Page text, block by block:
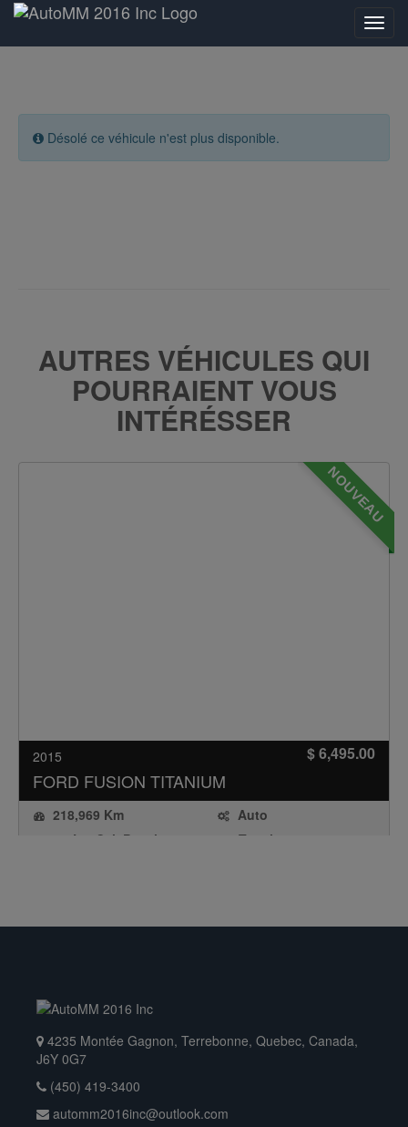
Désolé ce véhicule n'est plus disponible.
AUTRES VÉHICULES QUI
POURRAIENT VOUS
INTÉRÉSSER
2015 $ 6,495.00
FORD FUSION TITANIUM
218,969 Km
Auto
2.0L 4 Cyl. Premium
Traction avant
NOUVEAU
NOUVEAU
4235 Montée Gagnon, Terrebonne, Quebec, Canada,
J6Y 0G7
(450) 419-3400
automm2016inc@outlook.com